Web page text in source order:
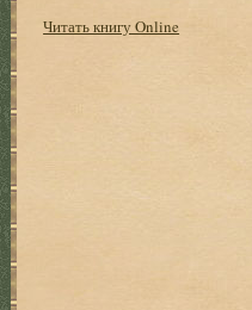
Читать книгу Online